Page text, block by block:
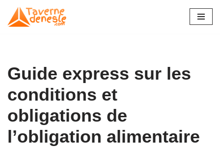
Aller
Guide express sur les
conditions et
obligations de
l’obligation alimentaire